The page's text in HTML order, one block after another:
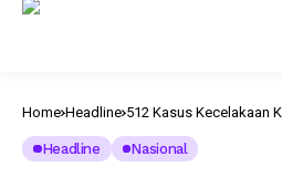
Home Headline 512 Kasus Kecelakaan
Headline Nasional